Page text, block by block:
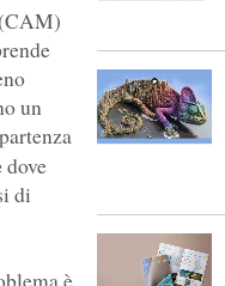
un
dove
di